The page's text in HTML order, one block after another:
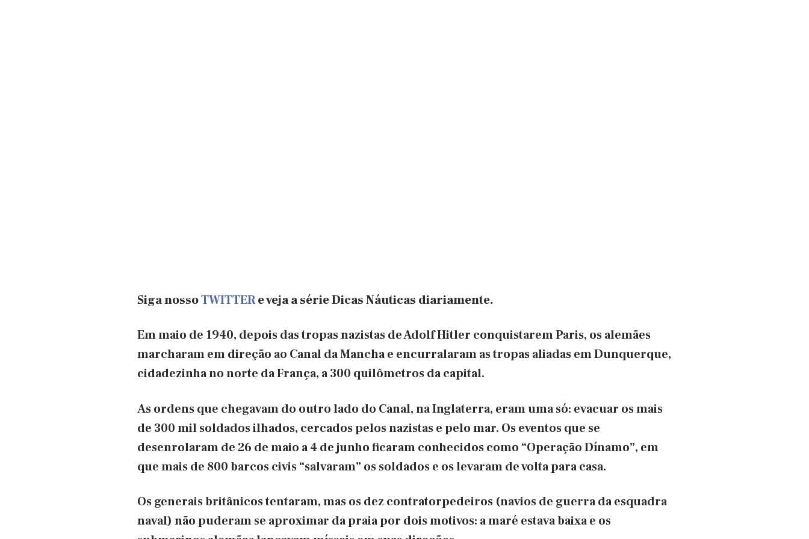
Siga nossoTWITTERe veja a série Dicas Náuticas diariamente.
Em maio de 1940, depois das tropas nazistas de Adolf Hitler conquistarem Paris, os alemães
marcharam em direção ao Canal da Mancha e encurralaram as tropas aliadas em Dunquerque,
cidadezinha no norte da França, a 300 quilômetros da capital.
As ordens que chegavam do outro lado do Canal, na Inglaterra, eram uma só: evacuar os mais
de 300 mil soldados ilhados, cercados pelos nazistas e pelo mar. Os eventos que se
desenrolaram de 26 de maio a 4 de junho ficaram conhecidos como “Operação Dínamo”, em
que mais de 800 barcos civis “salvaram” os soldados e os levaram de volta para casa.
Os generais britânicos tentaram, mas os dez contratorpedeiros (navios de guerra da esquadra
naval) não puderam se aproximar da praia por dois motivos: a maré estava baixa e os